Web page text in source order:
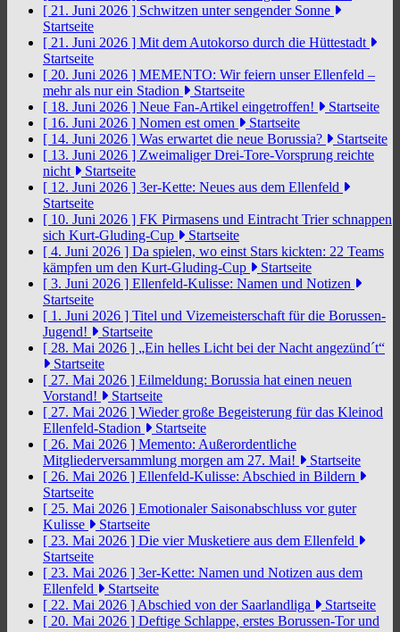
[ 21. Juni 2026 ] Schwitzen unter sengender Sonne
Startseite
[ 21. Juni 2026 ] Mit dem Autokorso durch die Hüttestadt
Startseite
[ 20. Juni 2026 ] MEMENTO: Wir feiern unser Ellenfeld –
mehr als nur ein Stadion
Startseite
[ 18. Juni 2026 ] Neue Fan-Artikel eingetroffen!
Startseite
[ 16. Juni 2026 ] Nomen est omen
Startseite
[ 14. Juni 2026 ] Was erwartet die neue Borussia?
Startseite
[ 13. Juni 2026 ] Zweimaliger Drei-Tore-Vorsprung reichte
nicht
Startseite
[ 12. Juni 2026 ] 3er-Kette: Neues aus dem Ellenfeld
Startseite
[ 10. Juni 2026 ] FK Pirmasens und Eintracht Trier schnappen
sich Kurt-Gluding-Cup
Startseite
[ 4. Juni 2026 ] Da spielen, wo einst Stars kickten: 22 Teams
kämpfen um den Kurt-Gluding-Cup
Startseite
[ 3. Juni 2026 ] Ellenfeld-Kulisse: Namen und Notizen
Startseite
[ 1. Juni 2026 ] Titel und Vizemeisterschaft für die Borussen-
Jugend!
Startseite
[ 28. Mai 2026 ] „Ein helles Licht bei der Nacht angezünd´t“
Startseite
[ 27. Mai 2026 ] Eilmeldung: Borussia hat einen neuen
Vorstand!
Startseite
[ 27. Mai 2026 ] Wieder große Begeisterung für das Kleinod
Ellenfeld-Stadion
Startseite
[ 26. Mai 2026 ] Memento: Außerordentliche
Mitgliederversammlung morgen am 27. Mai!
Startseite
[ 26. Mai 2026 ] Ellenfeld-Kulisse: Abschied in Bildern
Startseite
[ 25. Mai 2026 ] Emotionaler Saisonabschluss vor guter
Kulisse
Startseite
[ 23. Mai 2026 ] Die vier Musketiere aus dem Ellenfeld
Startseite
[ 23. Mai 2026 ] 3er-Kette: Namen und Notizen aus dem
Ellenfeld
Startseite
[ 22. Mai 2026 ] Abschied von der Saarlandliga
Startseite
[ 20. Mai 2026 ] Deftige Schlappe, erstes Borussen-Tor und